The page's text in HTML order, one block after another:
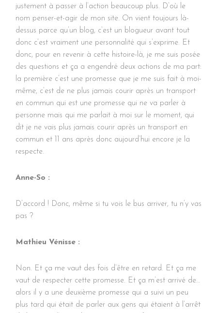
justement à passer à l’action beaucoup plus. D’où le
nom penser-et-agir de mon site. On vient toujours là-
dessus parce qu’un blog, c’est un blogueur avant tout
donc c’est vraiment une personnalité qui s’exprime. Et
donc, pour en revenir à cette histoire-là, je me suis posée
des questions et ça a engendré deux actions de ma part:
la première c’est une promesse que je me suis fait à moi-
même, c’est de ne plus jamais courir après un transport
en commun qui est une promesse qui ne va parler à
personne mais qui me parlait à moi sur le moment, qui
dit je ne vais plus jamais courir après un transport en
commun et 11 ans après donc aujourd’hui encore je la
respecte.
Anne-So :
D’accord ! Donc, même si tu vois le bus arriver, tu n’y vas
pas ?
Mathieu Vénisse :
Non. Et ça me vaut des fois d’être en retard. Et ça me
vaut de respecter cette promesse. Et ça m’est arrivé de…
alors il y a une deuxième promesse qui a suivi un peu
plus tard qui était de parler aux gens qui étaient à l’arrêt